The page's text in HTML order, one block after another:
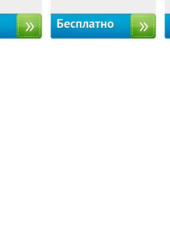
Бесплатно